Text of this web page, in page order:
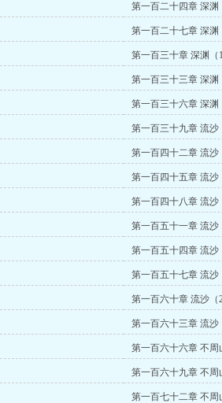
第一百二十四章 深渊
第一百二十七章 深渊
第一百三十章 深渊（
第一百三十三章 深渊
第一百三十六章 深渊
第一百三十九章 流沙
第一百四十二章 流沙
第一百四十五章 流沙
第一百四十八章 流沙
第一百五十一章 流沙
第一百五十四章 流沙
第一百五十七章 流沙
第一百六十章 流沙（
第一百六十三章 流沙
第一百六十六章 不周
第一百六十九章 不周
第一百七十二章 不周